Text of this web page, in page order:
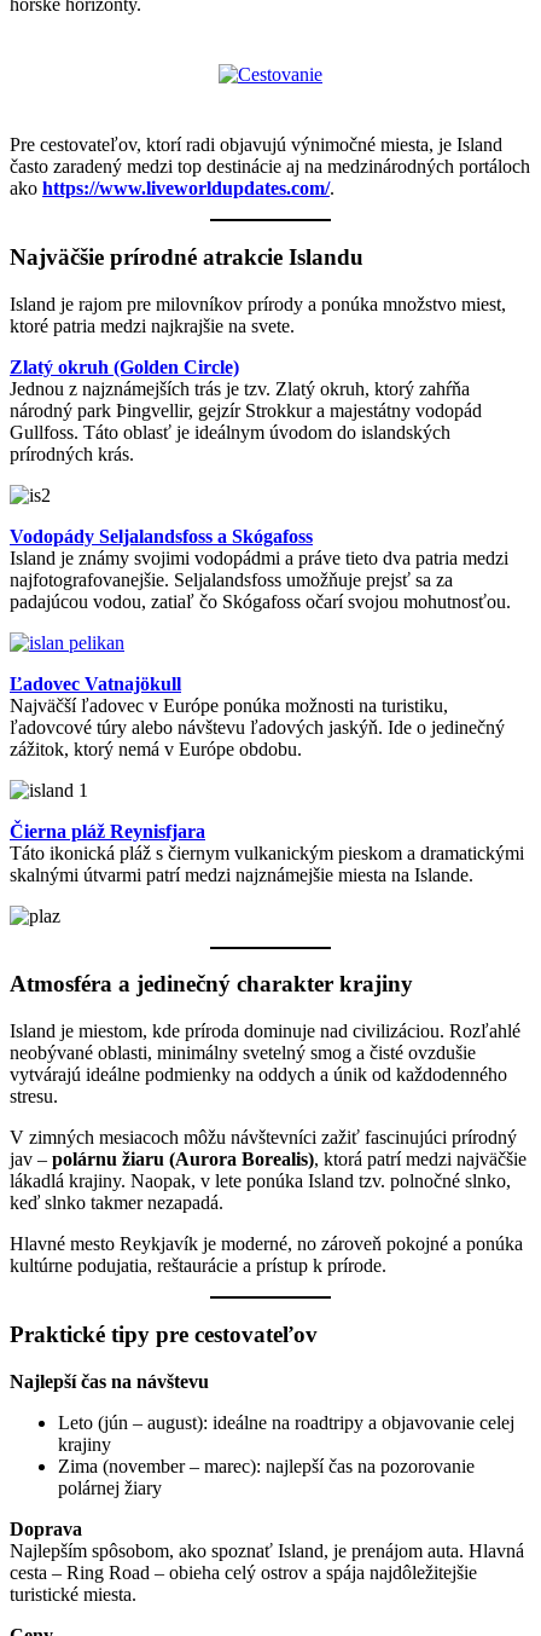
horské horizonty.
Pre cestovateľov, ktorí radi objavujú výnimočné miesta, je Island
často zaradený medzi top destinácie aj na medzinárodných portáloch
ako https://www.liveworldupdates.com/.
Najväčšie prírodné atrakcie Islandu
Island je rajom pre milovníkov prírody a ponúka množstvo miest,
ktoré patria medzi najkrajšie na svete.
Zlatý okruh (Golden Circle)
Jednou z najznámejších trás je tzv. Zlatý okruh, ktorý zahŕňa
národný park Þingvellir, gejzír Strokkur a majestátny vodopád
Gullfoss. Táto oblasť je ideálnym úvodom do islandských
prírodných krás.
Vodopády Seljalandsfoss a Skógafoss
Island je známy svojimi vodopádmi a práve tieto dva patria medzi
najfotografovanejšie. Seljalandsfoss umožňuje prejsť sa za
padajúcou vodou, zatiaľ čo Skógafoss očarí svojou mohutnosťou.
Ľadovec Vatnajökull
Najväčší ľadovec v Európe ponúka možnosti na turistiku,
ľadovcové túry alebo návštevu ľadových jaskýň. Ide o jedinečný
zážitok, ktorý nemá v Európe obdobu.
Čierna pláž Reynisfjara
Táto ikonická pláž s čiernym vulkanickým pieskom a dramatickými
skalnými útvarmi patrí medzi najznámejšie miesta na Islande.
Atmosféra a jedinečný charakter krajiny
Island je miestom, kde príroda dominuje nad civilizáciou. Rozľahlé
neobývané oblasti, minimálny svetelný smog a čisté ovzdušie
vytvárajú ideálne podmienky na oddych a únik od každodenného
stresu.
V zimných mesiacoch môžu návštevníci zažiť fascinujúci prírodný
jav – polárnu žiaru (Aurora Borealis), ktorá patrí medzi najväčšie
lákadlá krajiny. Naopak, v lete ponúka Island tzv. polnočné slnko,
keď slnko takmer nezapadá.
Hlavné mesto Reykjavík je moderné, no zároveň pokojné a ponúka
kultúrne podujatia, reštaurácie a prístup k prírode.
Praktické tipy pre cestovateľov
Najlepší čas na návštevu
Leto (jún – august): ideálne na roadtripy a objavovanie celej
krajiny
Zima (november – marec): najlepší čas na pozorovanie
polárnej žiary
Doprava
Najlepším spôsobom, ako spoznať Island, je prenájom auta. Hlavná
cesta – Ring Road – obieha celý ostrov a spája najdôležitejšie
turistické miesta.